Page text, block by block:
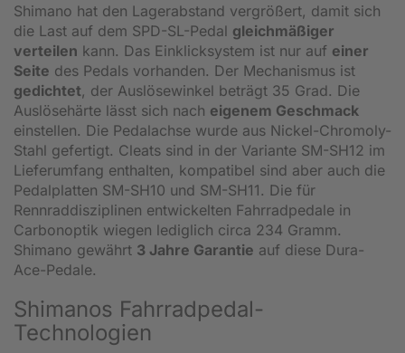
Shimano hat den Lagerabstand vergrößert, damit sich
die Last auf dem SPD-SL-Pedal gleichmäßiger
verteilen kann. Das Einklicksystem ist nur auf einer
Seite des Pedals vorhanden. Der Mechanismus ist
gedichtet, der Auslösewinkel beträgt 35 Grad. Die
Auslösehärte lässt sich nach eigenem Geschmack
einstellen. Die Pedalachse wurde aus Nickel-Chromoly-
Stahl gefertigt. Cleats sind in der Variante SM-SH12 im
Lieferumfang enthalten, kompatibel sind aber auch die
Pedalplatten SM-SH10 und SM-SH11. Die für
Rennraddisziplinen entwickelten Fahrradpedale in
Carbonoptik wiegen lediglich circa 234 Gramm.
Shimano gewährt 3 Jahre Garantie auf diese Dura-
Ace-Pedale.
Shimanos Fahrradpedal-
Technologien